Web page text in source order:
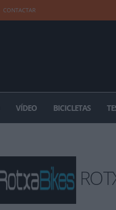
CONTACTAR
VÍDEO BICICLETAS